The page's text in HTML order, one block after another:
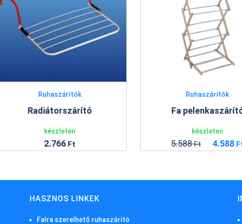
Ruhaszárítók
Fa pelenkaszárító
készleten
5.588Ft 4.588
Ruhaszárítók
Óceán 4 ruhaszárító
készleten
17.388Ft
HASZNOS LINKEK
Falra szerelhető ruhaszárító